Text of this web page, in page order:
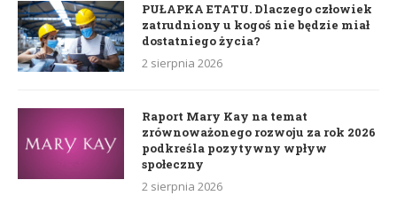
PUŁAPKA ETATU. Dlaczego człowiek
zatrudniony u kogoś nie będzie miał
dostatniego życia?
2 sierpnia 2026
Raport Mary Kay na temat
zrównoważonego rozwoju za rok 2026
podkreśla pozytywny wpływ
społeczny
2 sierpnia 2026